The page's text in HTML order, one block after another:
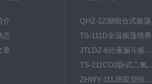
介
态
章
JTLDZ-6分液漏斗振荡器
TS-211CO2卧式
ZHWY-1112B双层恒温培养摇床